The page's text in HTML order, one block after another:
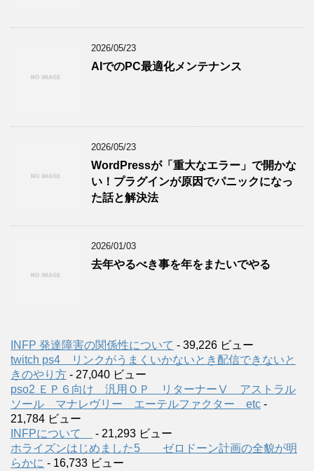
2026/05/23
AIでのPC最適化メンテナンス
2026/05/23
WordPressが「重大なエラー」で開かな
い！プラグインが原因でパニックになっ
た話と解決法
2026/01/03
去年やるべき事を年をまたいでやる
INFP 発達障害の関係性について - 39,226 ビュー
twitch ps4 リンクがうまくいかないとき配信できないと
きのやり方 - 27,040 ビュー
pso2 ＥＰ６向け 汎用ＯＰ リターナーⅤ アストラル
ソール マナレヴリー エーテルファクター etc -
21,784 ビュー
INFPについて
- 21,293 ビュー
ホライズンはじめました5 ゼロドーン計画の全貌が明
らかに - 16,733 ビュー